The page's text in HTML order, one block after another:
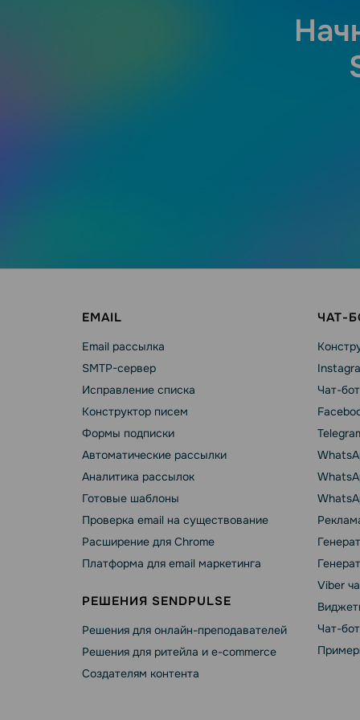
EMAIL
Email рассылка
SMTP-сервер
Исправление списка
Конструктор писем
Формы подписки
Автоматические рассылки
Аналитика рассылок
Готовые шаблоны
Проверка email на существование
Расширение для Chrome
Платформа для email маркетинга
РЕШЕНИЯ SENDPULSE
Решения для онлайн-преподавателей
Решения для ритейла и e-commerce
Создателям контента
ЧАТ-
Чат-
Viber
Чат-